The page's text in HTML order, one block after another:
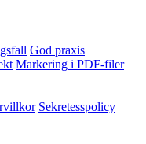
God praxis
Markering i PDF-filer
Sekretesspolicy